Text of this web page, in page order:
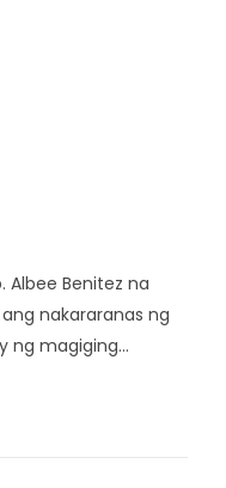
Albee Benitez na
nakararanas ng
ng magiging...